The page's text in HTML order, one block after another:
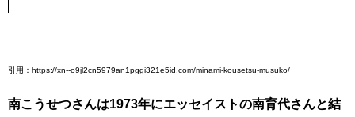
引用：https://xn--o9jl2cn5979an1pggi321e5id.com/minami-kousetsu-musuko/
南こうせつさんは1973年にエッセイストの南育代さんと結